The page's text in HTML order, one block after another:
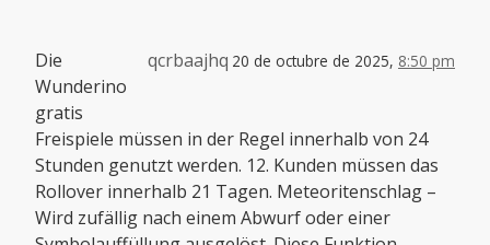
qcrbaajhq 20 de octubre de 2025, 8:50 pm
Die
Wunderino
gratis
Freispiele müssen in der Regel innerhalb von 24
Stunden genutzt werden. 12. Kunden müssen das
Rollover innerhalb 21 Tagen. Meteoritenschlag –
Wird zufällig nach einem Abwurf oder einer